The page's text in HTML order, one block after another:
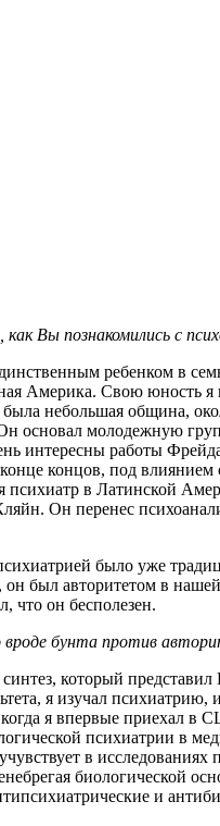
Вы познакомились с
ребенком в
Америка. Свою юность я
небольшая община,
молодежную
интересны работы
концов, под
в Латинской
Он перенес
было уже
был авторитетом в
что он бесполезен.
бунта против
ко­торый
я изучал
я впервые приехал в
психиатрии в
в
биологической
и